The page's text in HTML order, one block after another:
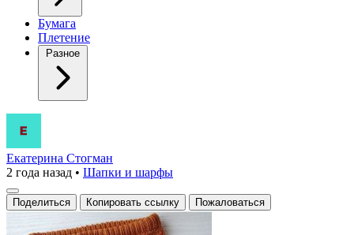
Бумага
Плетение
Разное
Вязаный
Шедевр:
Оранжевый
Шарф-
Снуд
Екатерина Стогман
2 года назад • Шапки и шарфы
Поделиться Копировать ссылку Пожаловаться